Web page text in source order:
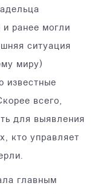
ранее могли
ситуация
миру)
известные
всего,
для выявления
кто управляет
главным